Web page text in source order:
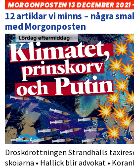
MORGONPOSTEN 13 DECEMBER
12 artiklar vi minns – några
med Morgonposten
Droskdrottningen Strandhälls
skojarna • Hallick blir advokat •